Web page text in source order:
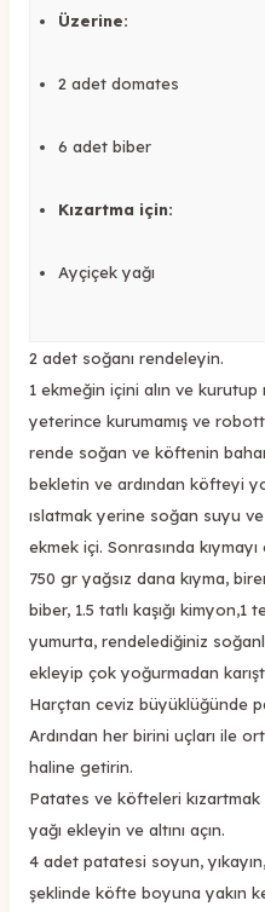
Üzerine:
2 adet domates
6 adet biber
Kızartma için:
Ayçiçek yağı
2 adet soğanı rendeleyin.
1 ekmeğin içini alın ve
yeterince kurumamış ve
rende soğan ve köftenin
bekletin ve ardından köfteyi
ıslatmak yerine soğan suyu
ekmek içi. Sonrasında
750 gr yağsız dana kıyma,
biber, 1.5 tatlı kaşığı kimyon,1
yumurta, rendelediğiniz
ekleyip çok yoğurmadan
Harçtan ceviz büyüklüğünde
Ardından her birini uçları ile
haline getirin.
Patates ve köfteleri
yağı ekleyin ve altını açın.
4 adet patatesi soyun,
şeklinde köfte boyuna yakın